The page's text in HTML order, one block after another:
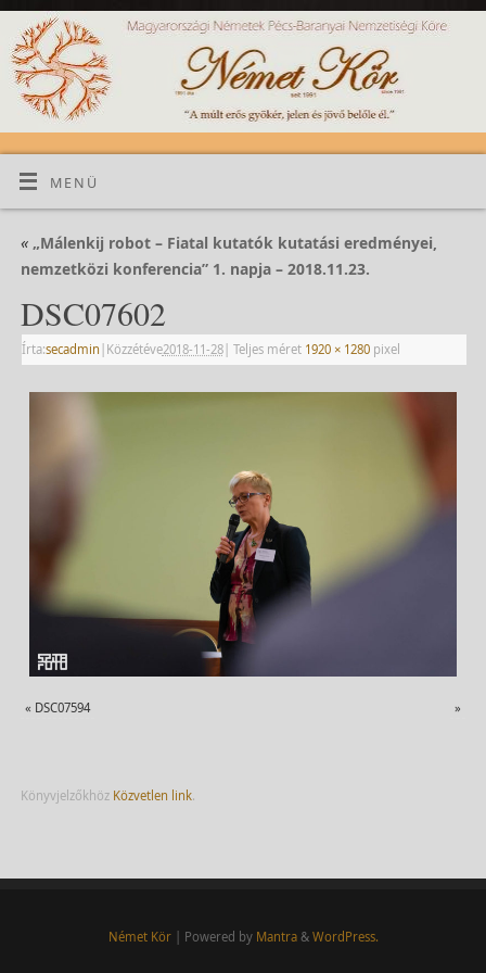
MENÜ
«„Málenkij robot – Fiatal kutatók kutatási eredményei,
nemzetközi konferencia” 1. napja – 2018.11.23.
DSC07602
Írta:secadmin | Közzétéve2018-11-28| Teljes méret 1920 × 1280pixel
« DSC07594 »
Könyvjelzőkhöz Közvetlen link.
Német Kör| Powered by Mantra& WordPress.